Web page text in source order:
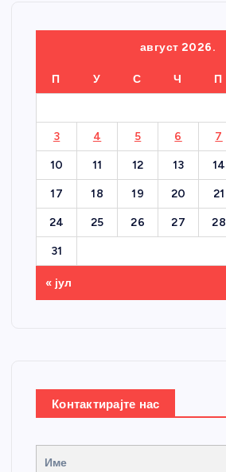
август 2026.
П У С Ч П
3 4 5 6 7
10 11 12 13 14
17 18 19 20 21
24 25 26 27 28
31
« јул
Контактирајте нас
Име